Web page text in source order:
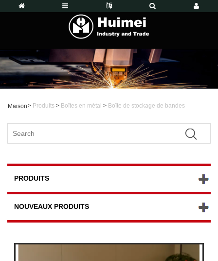
Maison> Produits > Boîtes en métal > Boîte de stockage de bandes
PRODUITS
NOUVEAUX PRODUITS